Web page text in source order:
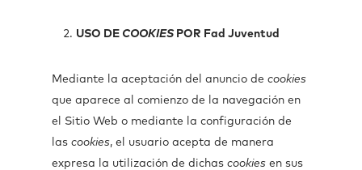
USO DE COOKIESPOR Fad Juventud
Mediante la aceptación del anuncio de cookies
que aparece al comienzo de la navegación en
el Sitio Web o mediante la configuración de
las cookies, el usuario acepta de manera
expresa la utilización de dichas cookies en sus